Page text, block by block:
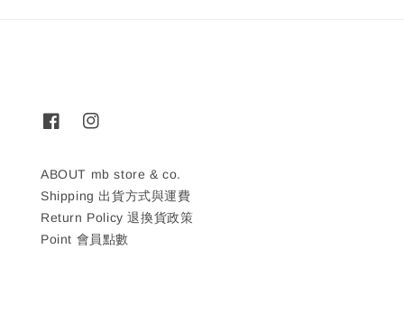
ABOUT mb store & co.
Shipping 出貨方式與運費
Return Policy 退換貨政策
Point 會員點數